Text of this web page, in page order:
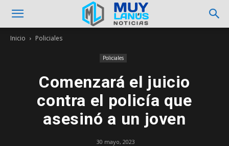
Inicio Policiales
Policiales
Comenzará el juicio
contra el policía que
asesinó a un joven
30 mayo, 2023